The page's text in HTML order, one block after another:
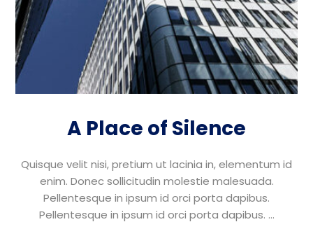
A Place of Silence
Quisque velit nisi, pretium ut lacinia in, elementum id
enim. Donec sollicitudin molestie malesuada.
Pellentesque in ipsum id orci porta dapibus.
Pellentesque in ipsum id orci porta dapibus. ...